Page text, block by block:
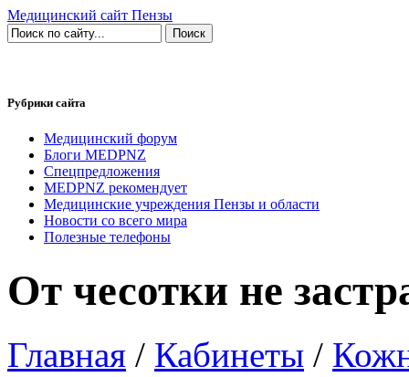
Медицинский сайт Пензы
Рубрики сайта
Медицинский форум
Блоги MEDPNZ
Спецпредложения
MEDPNZ рекомендует
Медицинские учреждения Пензы и области
Новости со всего мира
Полезные телефоны
От чесотки не
Главная / Кабинеты /